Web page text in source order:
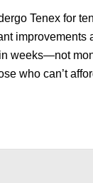
Tenex for
improvements
weeks—not
who can’t